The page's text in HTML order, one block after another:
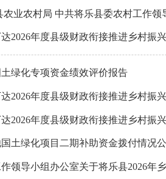
业农村局 中共将乐县委农村工作
2026年度县级财政衔接推进乡村振
绿化专项资金绩效评价报告
2026年度县级财政衔接推进乡村振
2026年度县级财政衔接推进乡村振
土绿化项目二期补助资金拨付情况
领导小组办公室关于将乐县2026年